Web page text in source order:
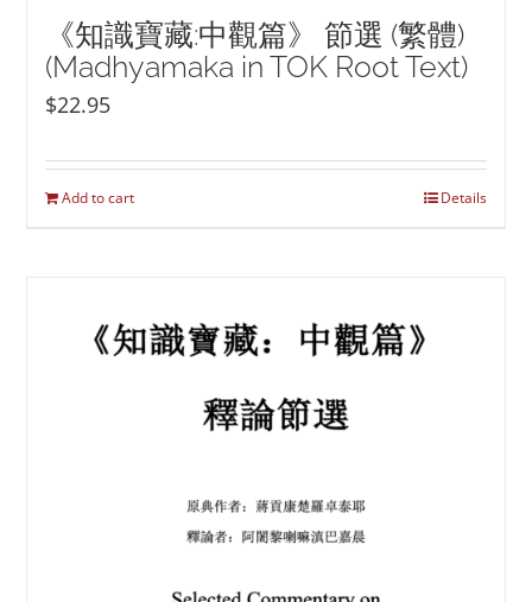
《知識寶藏:中觀篇》 節選 (繁體)
(Madhyamaka in TOK Root Text)
$22.95
Add to cart Details